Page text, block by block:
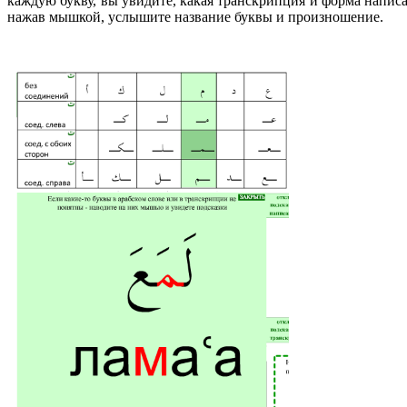
нажав мышкой, услышите название буквы и произношение.